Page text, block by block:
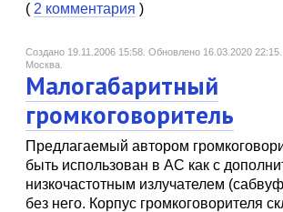
( 2 комментария )
Создано 19.11.2006 15:58. Обновлено 16.03.2020 22:15.
Москва.
Малогабаритный
громкоговоритель
Предлагаемый автором
быть использован в АС как с
низкочастотным излучателем
без него. Корпус громкоговорителя